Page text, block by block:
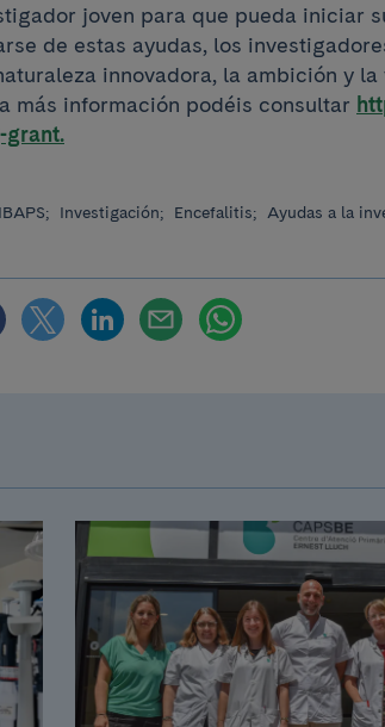
joven para que pueda iniciar
de estas ayudas, los
innovadora, la ambición y
más información podéis consultar
grant.
Investigación; Encefalitis; Ayudas a la